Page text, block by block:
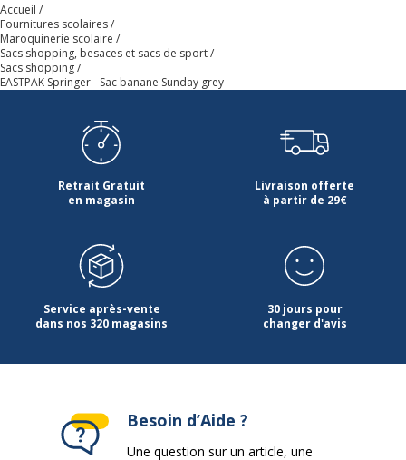
Largeur
Poids du produit 120 g
Profondeur
Accueil
Fournitures scolaires
Maroquinerie scolaire
Sacs shopping, besaces et sacs de sport
Sacs shopping
EASTPAK Springer - Sac banane Sunday grey
Retrait Gratuit
en magasin
Livraison offerte
à partir de 29€
Service après-vente
dans nos 320 magasins
30 jours pour
changer d'avis
Besoin d’Aide ?
Une question sur un article, une